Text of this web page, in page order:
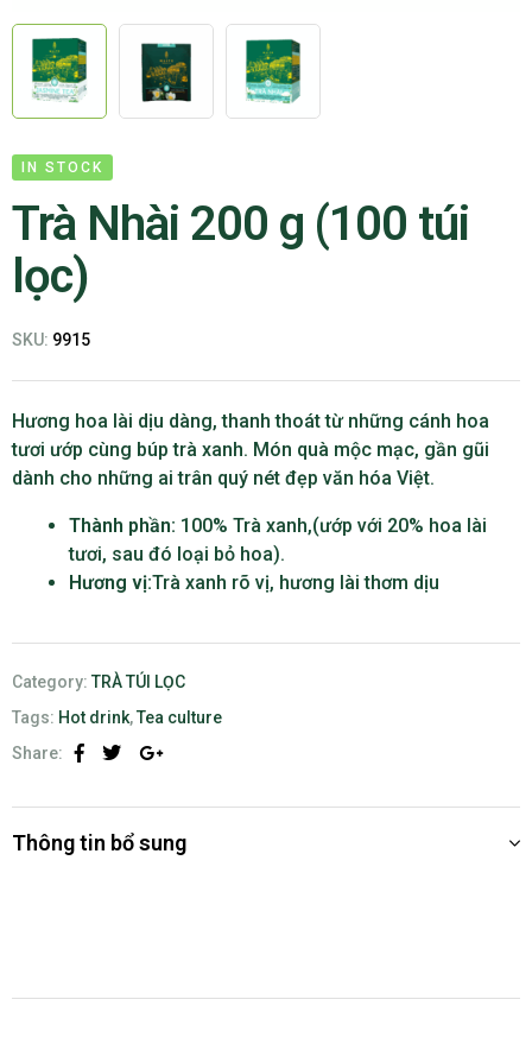
IN STOCK
Trà Nhài 200 g (100 túi
lọc)
SKU: 9915
Hương hoa lài dịu dàng, thanh thoát từ những cánh hoa
tươi ướp cùng búp trà xanh. Món quà mộc mạc, gần gũi
dành cho những ai trân quý nét đẹp văn hóa Việt.
Thành phần: 100% Trà xanh,(ướp với 20% hoa lài
tươi, sau đó loại bỏ hoa).
Hương vị:Trà xanh rõ vị, hương lài thơm dịu
Category: TRÀ TÚI LỌC
Tags: Hot drink,Tea culture
Share:
Facebook
Thông tin bổ sung